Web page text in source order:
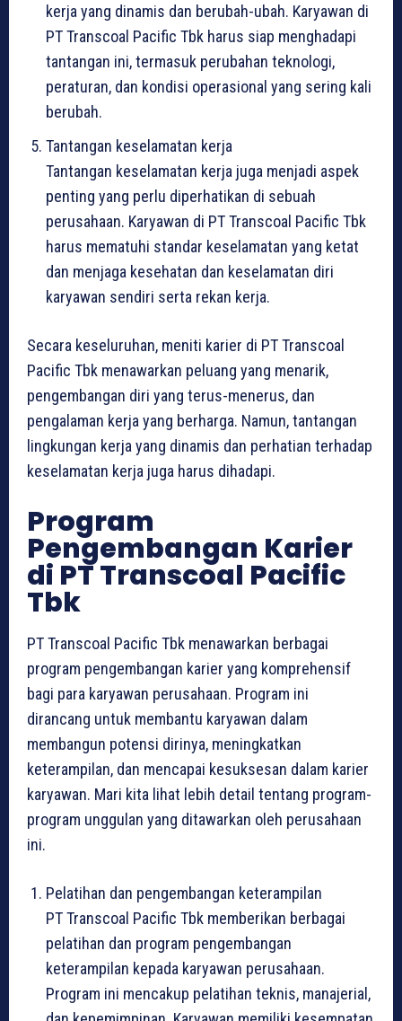
kerja yang dinamis dan berubah-ubah. Karyawan di
PT Transcoal Pacific Tbk harus siap menghadapi
tantangan ini, termasuk perubahan teknologi,
peraturan, dan kondisi operasional yang sering kali
berubah.
Tantangan keselamatan kerja
Tantangan keselamatan kerja juga menjadi aspek
penting yang perlu diperhatikan di sebuah
perusahaan. Karyawan di PT Transcoal Pacific Tbk
harus mematuhi standar keselamatan yang ketat
dan menjaga kesehatan dan keselamatan diri
karyawan sendiri serta rekan kerja.
Secara keseluruhan, meniti karier di PT Transcoal
Pacific Tbk menawarkan peluang yang menarik,
pengembangan diri yang terus-menerus, dan
pengalaman kerja yang berharga. Namun, tantangan
lingkungan kerja yang dinamis dan perhatian terhadap
keselamatan kerja juga harus dihadapi.
Program
Pengembangan Karier
di PT Transcoal Pacific
Tbk
PT Transcoal Pacific Tbk menawarkan berbagai
program pengembangan karier yang komprehensif
bagi para karyawan perusahaan. Program ini
dirancang untuk membantu karyawan dalam
membangun potensi dirinya, meningkatkan
keterampilan, dan mencapai kesuksesan dalam karier
karyawan. Mari kita lihat lebih detail tentang program-
program unggulan yang ditawarkan oleh perusahaan
ini.
Pelatihan dan pengembangan keterampilan
PT Transcoal Pacific Tbk memberikan berbagai
pelatihan dan program pengembangan
keterampilan kepada karyawan perusahaan.
Program ini mencakup pelatihan teknis, manajerial,